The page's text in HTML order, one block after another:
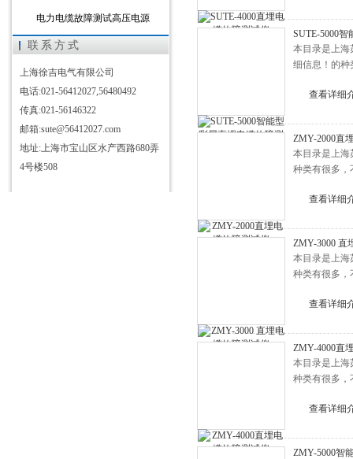
电力电缆故障测试高压电源
ST-2000电缆识别仪
ST-6600B管线仪
ST-6601A电缆试扎器
电力电缆故障测试仪
仪 SDDL-2014智能电缆故障管理系
联系方式
上海徐吉电气有限公司
电话:021-56412027,56480492
传真:021-56146322
邮箱:sute@56412027.com
地址:上海市宝山区水产西路680弄
4号楼508
SUTE-5000
本目录是上海
细信息！的种
查看详细
ZMY-2000直
本目录是上海
种类有很多，
查看详细
ZMY-3000 直
本目录是上海
种类有很多，
查看详细
ZMY-4000直
本目录是上海
种类有很多，
查看详细
ZMY-5000智